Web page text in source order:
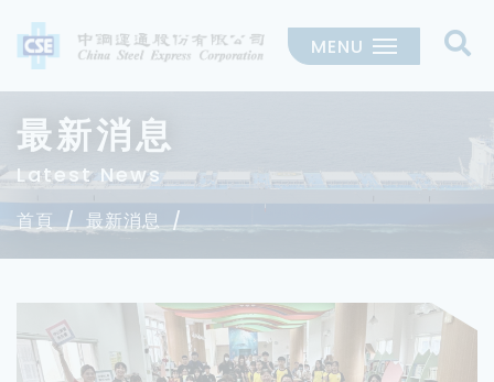
MENU
最新消息
Latest News
首頁 最新消息